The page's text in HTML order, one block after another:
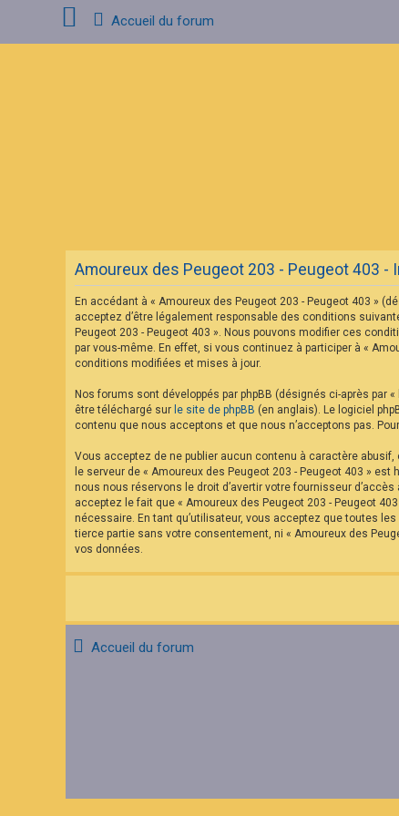
Accueil du forum
Amoureux des Peugeot 203 - Peugeot 403 -
En accédant à « Amoureux des Peugeot 203 - Peugeot 403 »
acceptez d’être légalement responsable des conditions
Peugeot 203 - Peugeot 403 ». Nous pouvons modifier ces
par vous-même. En effet, si vous continuez à participer à «
conditions modifiées et mises à jour.
Nos forums sont développés par phpBB (désignés ci-après par
être téléchargé sur le site de phpBB (en anglais). Le logiciel
contenu que nous acceptons et que nous n’acceptons pas.
Vous acceptez de ne publier aucun contenu à caractère
le serveur de « Amoureux des Peugeot 203 - Peugeot 403 »
nous nous réservons le droit d’avertir votre fournisseur
acceptez le fait que « Amoureux des Peugeot 203 - Peugeot
nécessaire. En tant qu’utilisateur, vous acceptez que toutes
tierce partie sans votre consentement, ni « Amoureux des
vos données.
Accueil du forum